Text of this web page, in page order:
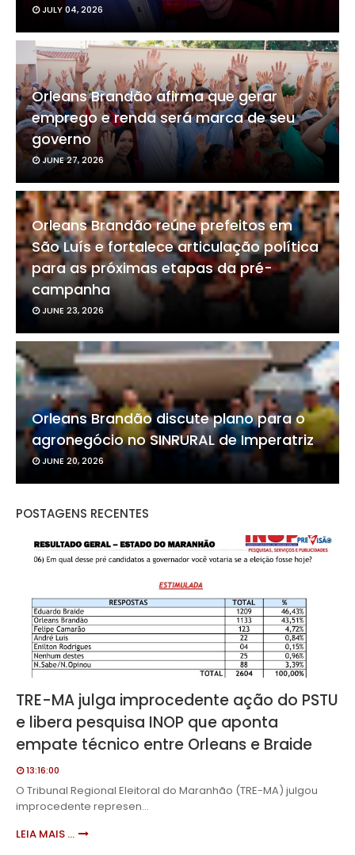
JULY 04, 2026
Orleans Brandão afirma que gerar
emprego e renda será marca de seu
governo
JUNE 27, 2026
Orleans Brandão reúne prefeitos em
São Luís e fortalece articulação política
para as próximas etapas da pré-
campanha
JUNE 23, 2026
Orleans Brandão discute plano para o
agronegócio no SINRURAL de Imperatriz
JUNE 20, 2026
POSTAGENS RECENTES
TRE-MA julga improcedente ação do PSTU
e libera pesquisa INOP que aponta
empate técnico entre Orleans e Braide
13:16:00
O Tribunal Regional Eleitoral do Maranhão (TRE-MA) julgou
improcedente represen…
LEIA MAIS ...